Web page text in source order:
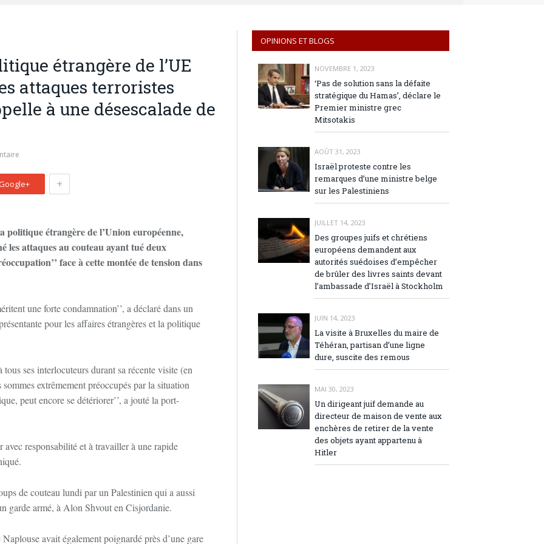
étrangère de l’UE
attaques terroristes
à une désescalade de
+
étrangère de l’Union européenne,
les attaques au couteau ayant tué deux
face à cette montée de tension dans
une forte condamnation’’, a déclaré dans un
pour les affaires étrangères et la politique
tous ses interlocuteurs durant sa récente visite (en
extrêmement préoccupés par la situation
peut encore se détériorer’’, a jouté la port-
responsabilité et à travailler à une rapide
de couteau lundi par un Palestinien qui a aussi
garde armé, à Alon Shvout en Cisjordanie.
avait également poignardé près d’une gare
OPINIONS ET BLOGS
NOVEMBRE 1, 2023
‘Pas de solution sans la défaite
stratégique du Hamas’, déclare le
Premier ministre grec
Mitsotakis
AOÛT 31, 2023
Israël proteste contre les
remarques d’une ministre belge
sur les Palestiniens
JUILLET 14, 2023
Des groupes juifs et chrétiens
européens demandent aux
autorités suédoises d’empêcher
de brûler des livres saints devant
l’ambassade d’Israël à Stockholm
JUIN 14, 2023
La visite à Bruxelles du maire de
Téhéran, partisan d’une ligne
dure, suscite des remous
MAI 30, 2023
Un dirigeant juif demande au
directeur de maison de vente aux
enchères de retirer de la vente
des objets ayant appartenu à
Hitler